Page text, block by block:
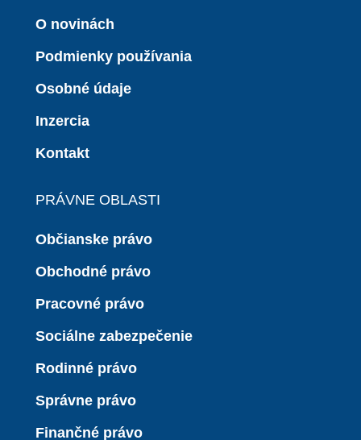
O novinách
Podmienky používania
Osobné údaje
Inzercia
Kontakt
PRÁVNE OBLASTI
Občianske právo
Obchodné právo
Pracovné právo
Sociálne zabezpečenie
Rodinné právo
Správne právo
Finančné právo